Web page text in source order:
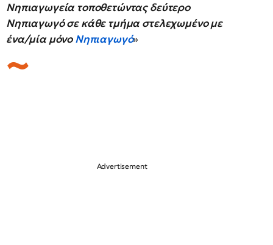
Νηπιαγωγεία τοποθετώντας δεύτερο
Νηπιαγωγό σε κάθε τμήμα στελεχωμένο με
ένα/μία μόνοΝηπιαγωγό»